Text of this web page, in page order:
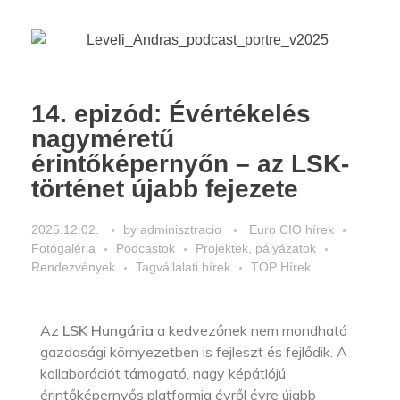
14. epizód: Évértékelés
nagyméretű
érintőképernyőn – az LSK-
történet újabb fejezete
2025.12.02. by adminisztracio
Euro CIO hírek
Fotógaléria
Podcastok
Projektek, pályázatok
Rendezvények
Tagvállalati hírek TOP Hírek
Az LSK Hungária a kedvezőnek nem mondható
gazdasági környezetben is fejleszt és fejlődik. A
kollaborációt támogató, nagy képátlójú
érintőképernyős platformja évről évre újabb